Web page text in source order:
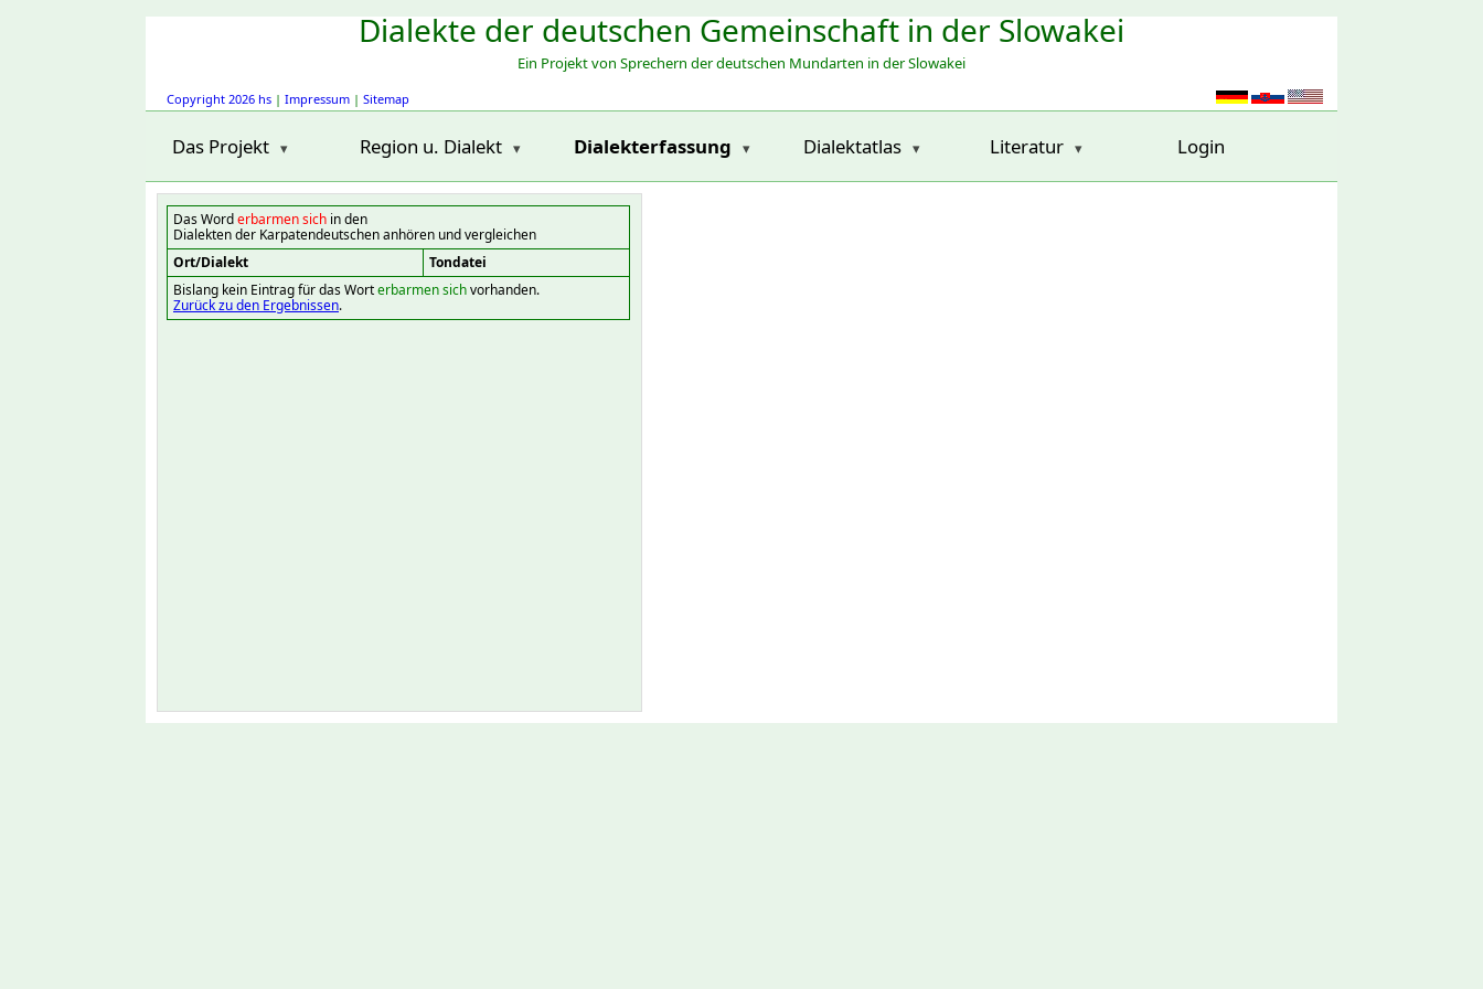
Dialekte der deutschen Gemeinschaft in der Slowakei
Ein Projekt von Sprechern der deutschen Mundarten in der Slowakei
Copyright 2026 hs | Impressum | Sitemap
Das Projekt Region u. Dialekt Dialekterfassung Dialektatlas Literatur Login
Das Worderbarmen sich in den
Dialekten der Karpatendeutschen anhören und vergleichen
Ort/Dialekt
Tondatei
Bislang kein Eintrag für das Worterbarmen sichvorhanden.
Zurück zu den Ergebnissen.